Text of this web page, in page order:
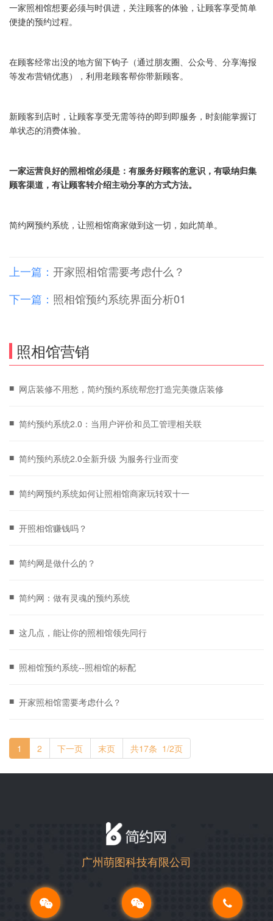
一家照相馆想要必须与时俱进，关注顾客的体验，让顾客享受简单
便捷的预约过程。
在顾客经常出没的地方留下钩子（通过朋友圈、公众号、分享海报
等发布营销优惠），利用老顾客帮你带新顾客。
新顾客到店时，让顾客享受无需等待的即到即服务，时刻能掌握订
单状态的消费体验。
一家运营良好的照相馆必须是：有服务好顾客的意识，有吸纳归集
顾客渠道，有让顾客转介绍主动分享的方式方法。
简约网预约系统，让照相馆商家做到这一切，如此简单。
上一篇： 开家照相馆需要考虑什么？
下一篇： 照相馆预约系统界面分析01
照相馆营销
■ 网店装修不用愁，简约预约系统帮您打造完美微店装修
■ 简约预约系统2.0：当用户评价和员工管理相关联
■ 简约预约系统2.0全新升级 为服务行业而变
■ 简约网预约系统如何让照相馆商家玩转双十一
■ 开照相馆赚钱吗？
■ 简约网是做什么的？
■ 简约网：做有灵魂的预约系统
■ 这几点，能让你的照相馆领先同行
■ 照相馆预约系统--照相馆的标配
■ 开家照相馆需要考虑什么？
1 2 下一页 末页 共17条 1/2页
广州萌图科技有限公司